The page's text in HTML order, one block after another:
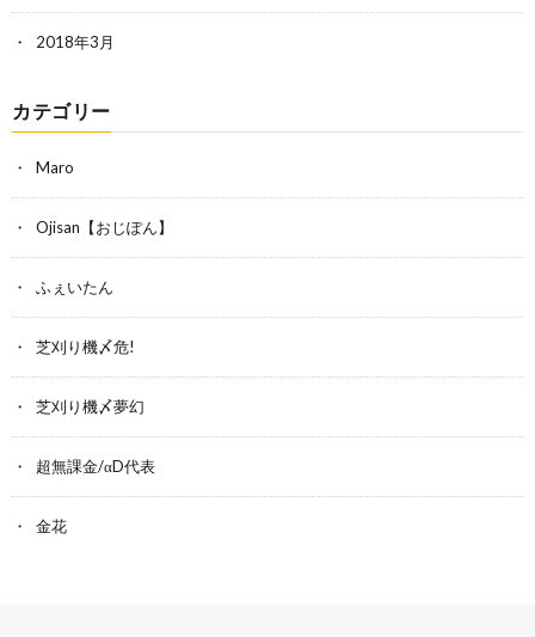
2018年3月
カテゴリー
Maro
Ojisan【おじぽん】
ふぇいたん
芝刈り機〆危!
芝刈り機〆夢幻
超無課金/αD代表
金花